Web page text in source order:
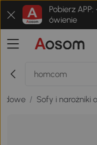
Pobierz
ówienie
/ Sofy i narożniki